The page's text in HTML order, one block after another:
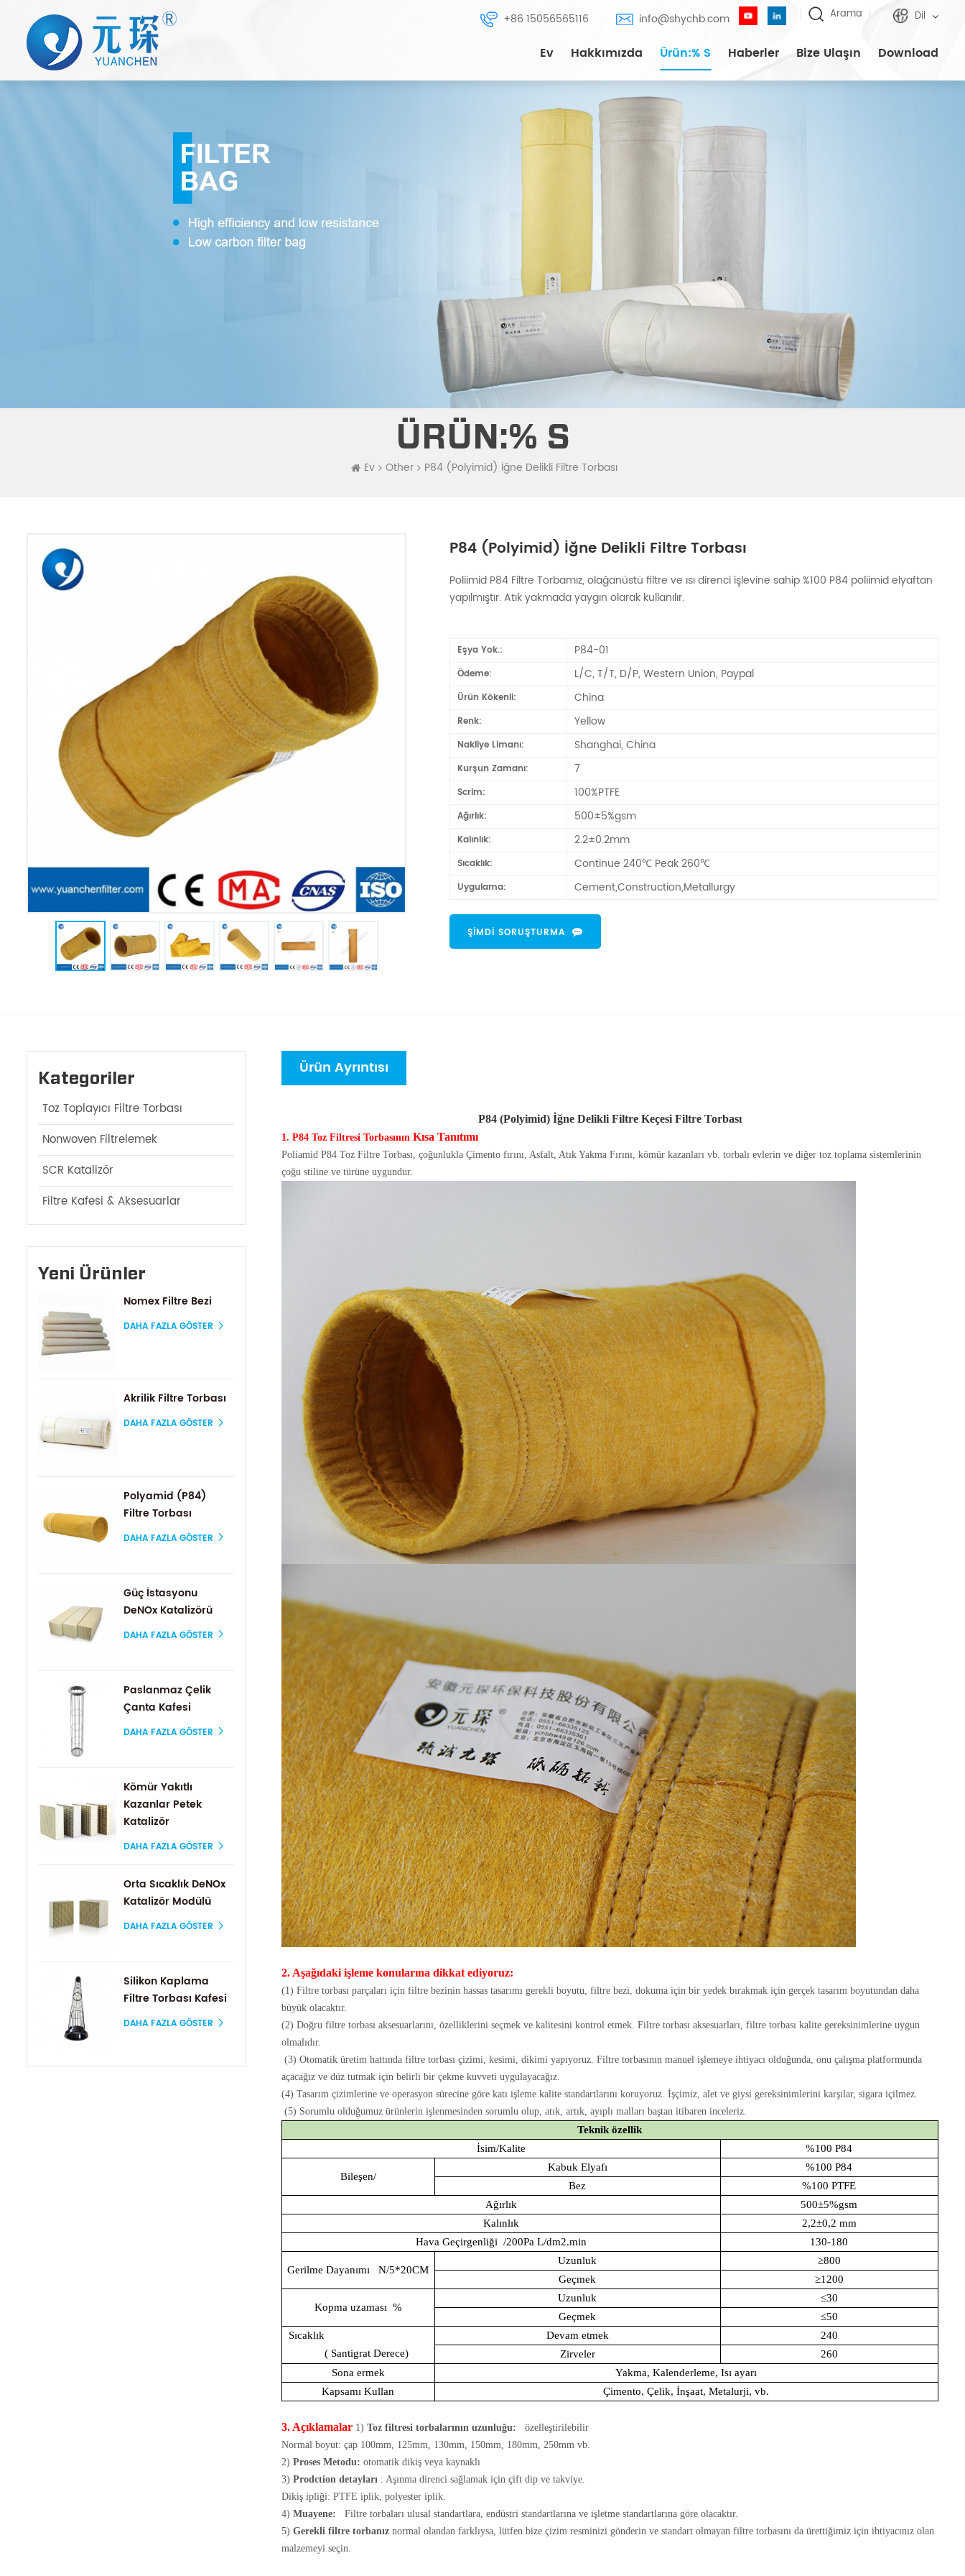
+86 15056565116 info@shychb.com Arama Dil
Ev Hakkımızda Ürün:% S Haberler Bize Ulaşın Download
ÜRÜN:% S
Ev Other P84 (Polyimid) İğne Delikli Filtre Torbası
P84 (Polyimid) İğne Delikli Filtre Torbası
Poliimid P84 Filtre Torbamız, olağanüstü filtre ve ısı direnci işlevine sahip %100 P84 poliimid elyaftan
yapılmıştır. Atık yakmada yaygın olarak kullanılır.
Eşya Yok.: P84-01
Ödeme: L/C, T/T, D/P, Western Union, Paypal
Ürün Kökenli: China
Renk: Yellow
Nakliye Limanı: Shanghai, China
Kurşun Zamanı: 7
Scrim: 100%PTFE
Ağırlık: 500±5%gsm
Kalınlık: 2.2±0.2mm
Sıcaklık: Continue 240℃ Peak 260℃
Uygulama: Cement,Construction,Metallurgy
ŞIMDI SORUŞTURMA
Kategoriler
Toz Toplayıcı Filtre Torbası
Nonwoven Filtrelemek
SCR Katalizör
Filtre Kafesi & Aksesuarlar
Yeni Ürünler
Nomex Filtre Bezi
DAHA FAZLA GÖSTER
Akrilik Filtre Torbası
DAHA FAZLA GÖSTER
Polyamid (P84)
Filtre Torbası
DAHA FAZLA GÖSTER
Güç İstasyonu
DeNOx Katalizörü
DAHA FAZLA GÖSTER
Paslanmaz Çelik
Çanta Kafesi
DAHA FAZLA GÖSTER
Kömür Yakıtlı
Kazanlar Petek
Katalizör
DAHA FAZLA GÖSTER
Orta Sıcaklık DeNOx
Katalizör Modülü
DAHA FAZLA GÖSTER
Silikon Kaplama
Filtre Torbası Kafesi
DAHA FAZLA GÖSTER
Ürün Ayrıntısı
P84 (Polyimid) İğne Delikli Filtre Keçesi Filtre Torbası
1. P84 Toz Filtresi Torbasının Kısa Tanıtımı
Poliamid P84 Toz Filtre Torbası, çoğunlukla Çimento fırını, Asfalt, Atık Yakma Fırını, kömür kazanları vb. torbalı evlerin ve diğer toz toplama sistemlerinin
çoğu stiline ve türüne uygundur.
2. Aşağıdaki işleme konularına dikkat ediyoruz:
(1) Filtre torbası parçaları için filtre bezinin hassas tasarımı gerekli boyutu, filtre bezi, dokuma için bir yedek bırakmak için gerçek tasarım boyutundan daha
büyük olacaktır.
(2) Doğru filtre torbası aksesuarlarını, özelliklerini seçmek ve kalitesini kontrol etmek. Filtre torbası aksesuarları, filtre torbası kalite gereksinimlerine uygun
olmalıdır.
(3) Otomatik üretim hattında filtre torbası çizimi, kesimi, dikimi yapıyoruz. Filtre torbasının manuel işlemeye ihtiyacı olduğunda, onu çalışma platformunda
açacağız ve düz tutmak için belirli bir çekme kuvveti uygulayacağız.
(4) Tasarım çizimlerine ve operasyon sürecine göre katı işleme kalite standartlarını koruyoruz. İşçimiz, alet ve giysi gereksinimlerini karşılar, sigara içilmez.
(5) Sorumlu olduğumuz ürünlerin işlenmesinden sorumlu olup, atık, artık, ayıplı malları baştan itibaren inceleriz.
Teknik özellik
İsim/Kalite
%100 P84
Bileşen/
Kabuk Elyafı
%100 P84
Bez
%100 PTFE
Ağırlık
500±5%gsm
Kalınlık
2,2±0,2 mm
Hava Geçirgenliği /200Pa L/dm2.min 130-180
Gerilme Dayanımı N/5*20CM
Uzunluk
≥800
Geçmek
≥1200
Kopma uzaması %
Uzunluk
≤30
Geçmek
≤50
Sıcaklık
( Santigrat Derece)
Devam etmek
240
Zirveler
260
Sona ermek
Yakma, Kalenderleme, Isı ayarı
Kapsamı Kullan
Çimento, Çelik, İnşaat, Metalurji, vb.
3. Açıklamalar1) Toz filtresi torbalarının uzunluğu: özelleştirilebilir
Normal boyut: çap 100mm, 125mm, 130mm, 150mm, 180mm, 250mm vb.
2) Proses Metodu: otomatik dikiş veya kaynaklı
3) Prodction detayları: Aşınma direnci sağlamak için çift dip ve takviye.
Dikiş ipliği: PTFE iplik, polyester iplik.
4) Muayene: Filtre torbaları ulusal standartlara, endüstri standartlarına ve işletme standartlarına göre olacaktır.
5) Gerekli filtre torbanıznormal olandan farklıysa, lütfen bize çizim resminizi gönderin ve standart olmayan filtre torbasını da ürettiğimiz için ihtiyacınız olan
malzemeyi seçin.